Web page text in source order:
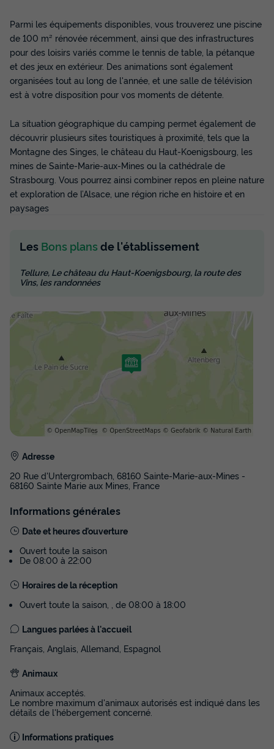
Voir les disponibilités
Parmi les équipements disponibles, vous trouverez une piscine
de 100 m² rénovée récemment, ainsi que des infrastructures
pour des loisirs variés comme le tennis de table, la pétanque
et des jeux en extérieur. Des animations sont également
organisées tout au long de l'année, et une salle de télévision
est à votre disposition pour vos moments de détente.
La situation géographique du camping permet également de
découvrir plusieurs sites touristiques à proximité, tels que la
Montagne des Singes, le château du Haut-Koenigsbourg, les
mines de Sainte-Marie-aux-Mines ou la cathédrale de
Strasbourg. Vous pourrez ainsi combiner repos en pleine nature
et exploration de l’Alsace, une région riche en histoire et en
paysages
Les Bons plans de l'établissement
Tellure, Le château du Haut-Koenigsbourg, la route des
Vins, les randonnées
Adresse
20 Rue d'Untergrombach, 68160 Sainte-Marie-aux-Mines -
68160 Sainte Marie aux Mines, France
Informations générales
Date et heures d’ouverture
Ouvert toute la saison
De 08:00 à 22:00
Horaires de la réception
Ouvert toute la saison, , de 08:00 à 18:00
Langues parlées à l'accueil
Français, Anglais, Allemand, Espagnol
Animaux
Animaux acceptés.
Le nombre maximum d'animaux autorisés est indiqué dans les
détails de l'hébergement concerné.
Informations pratiques